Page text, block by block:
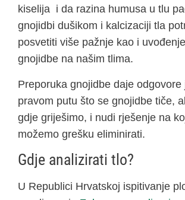
kiselija i da razina humusa u tlu
gnojidbi dušikom i kalcizaciji tla
posvetiti više pažnje kao i
gnojidbe na našim tlima.
Preporuka gnojidbe daje odgovore
pravom putu što se gnojidbe tiče,
gdje griješimo, i nudi rješenje na
možemo grešku eliminirati.
Gdje analizirati tlo?
U Republici Hrvatskoj ispitivanje